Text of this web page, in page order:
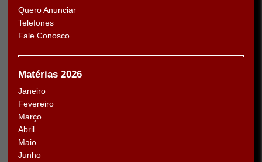
Quero Anunciar
Telefones
Fale Conosco
Matérias 2026
Janeiro
Fevereiro
Março
Abril
Maio
Junho